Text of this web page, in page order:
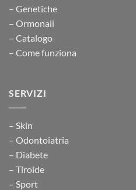
– Genetiche
– Ormonali
– Catalogo
– Come funziona
SERVIZI
– Skin
– Odontoiatria
– Diabete
– Tiroide
– Sport